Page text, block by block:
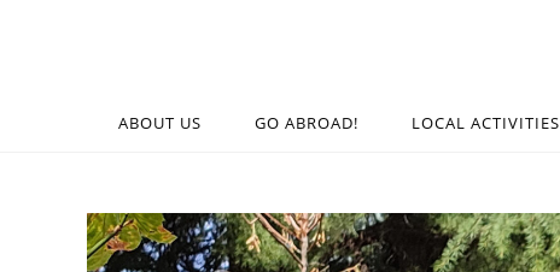
ABOUT US GO ABROAD! LOCAL ACTIVITIES